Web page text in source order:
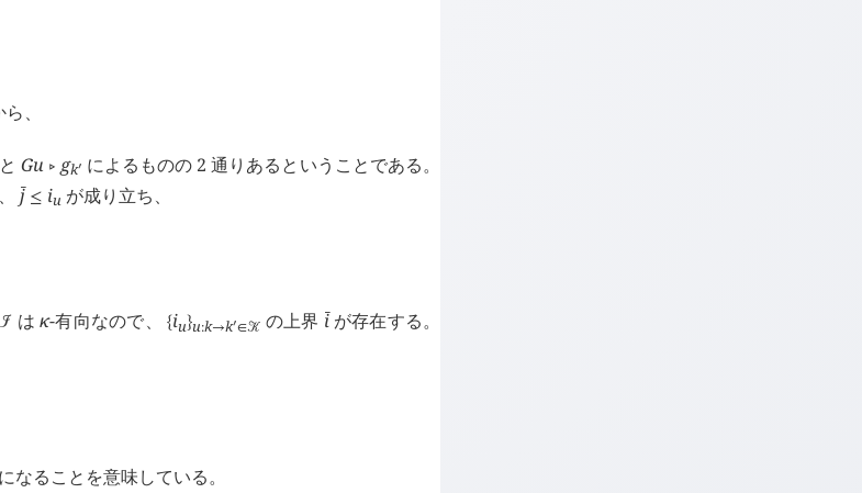
、
Gu 󰖡 gk󰎘 によるものの 2 通りあるということである。
󰔄
j ≤ iu が成り立ち、
はκ-有向なので、{iu}u:k→k󰎘∈󰒢 の上界 󰔄
iが存在する。
なることを意味している。